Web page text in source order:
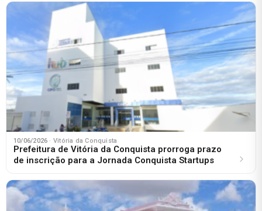
10/06/2026 · Vitória da Conquista
Prefeitura de Vitória da Conquista prorroga prazo
de inscrição para a Jornada Conquista Startups